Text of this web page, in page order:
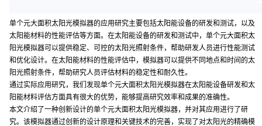
单个元大面积太阳光模拟器的应用研究主要包括太阳能设备的研发和测试，以及
太阳能材料的性能评估等方面。在太阳能设备的研发和测试中，单个元大面积太
阳光模拟器可以提供稳定、可控的太阳光照射条件，帮助研发人员进行性能测试
和优化设计。在太阳能材料的性能评估中，模拟器可以提供不同地点和时间的太
阳光照射条件，帮助研究人员评估材料的稳定性和耐久性。
通过实际应用研究，我们发现单个元大面积太阳光模拟器在太阳能设备研发和太
阳能材料评估方面具有很大的优势，能够提高研究效率和成果的准确性。
本文介绍了一种创新设计的单个元大面积太阳光模拟器，并对其应用进行了研
究。该模拟器通过创新的设计原理和关键技术的完善，实现了对太阳光的精确模